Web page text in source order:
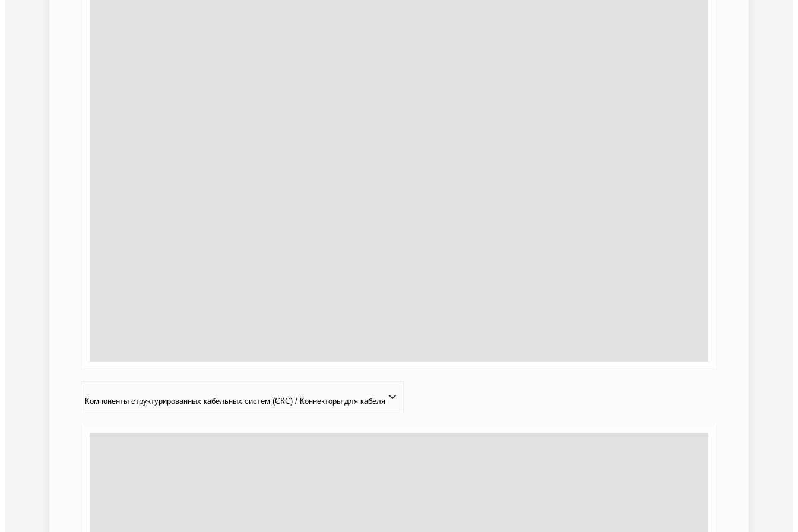
Компоненты структурированных кабельных систем (СКС) / Коннекторы для кабеля